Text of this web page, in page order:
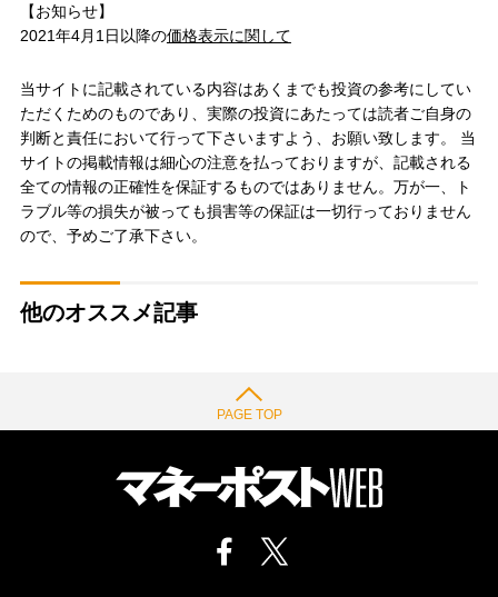
【お知らせ】
2021年4月1日以降の価格表示に関して
当サイトに記載されている内容はあくまでも投資の参考にしてい
ただくためのものであり、実際の投資にあたっては読者ご自身の
判断と責任において行って下さいますよう、お願い致します。 当
サイトの掲載情報は細心の注意を払っておりますが、記載される
全ての情報の正確性を保証するものではありません。万が一、ト
ラブル等の損失が被っても損害等の保証は一切行っておりません
ので、予めご了承下さい。
他のオススメ記事
PAGE TOP